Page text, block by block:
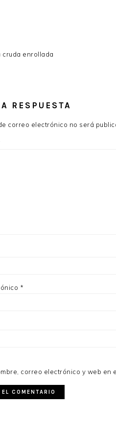
cruda enrollada
RESPUESTA
correo electrónico no será
*
correo electrónico y web en